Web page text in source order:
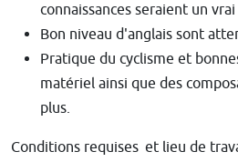
connaissances seraient un vrai
Bon niveau d'anglais sont
Pratique du cyclisme et
matériel ainsi que des
plus.
Conditions requises et lieu de